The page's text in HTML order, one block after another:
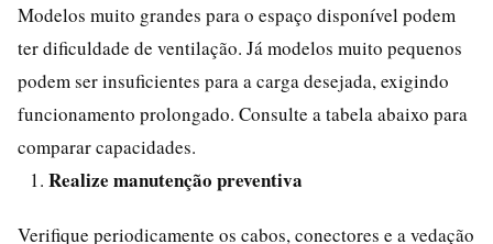
Modelos muito grandes para o espaço disponível podem
ter dificuldade de ventilação. Já modelos muito pequenos
podem ser insuficientes para a carga desejada, exigindo
funcionamento prolongado. Consulte a tabela abaixo para
comparar capacidades.
Realize manutenção preventiva
Verifique periodicamente os cabos, conectores e a vedação